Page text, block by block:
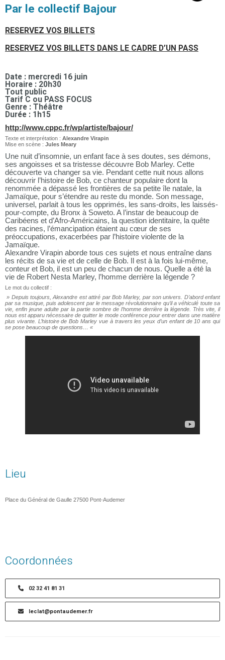
Par le collectif Bajour
RESERVEZ VOS BILLETS
RESERVEZ VOS BILLETS DANS LE CADRE D’UN PASS
Date : mercredi 16 juin
Horaire : 20h30
Tout public
Tarif C ou PASS FOCUS
Genre : Théâtre
Durée : 1h15
http://www.cppc.fr/wp/artiste/bajour/
Texte et interprétation : Alexandre Virapin
Mise en scène : Jules Meary
Une nuit d’insomnie, un enfant face à ses doutes, ses démons,
ses angoisses et sa tristesse découvre Bob Marley. Cette
découverte va changer sa vie. Pendant cette nuit nous allons
découvrir l’histoire de Bob, ce chanteur populaire dont la
renommée a dépassé les frontières de sa petite île natale, la
Jamaïque, pour s’étendre au reste du monde. Son message,
universel, parlait à tous les opprimés, les sans-droits, les laissés-
pour-compte, du Bronx à Soweto. A l’instar de beaucoup de
Caribéens et d’Afro-Américains, la question identitaire, la quête
des racines, l’émancipation étaient au cœur de ses
préoccupations, exacerbées par l’histoire violente de la
Jamaïque.
Alexandre Virapin aborde tous ces sujets et nous entraîne dans
les récits de sa vie et de celle de Bob. Il est à la fois lui-même,
conteur et Bob, il est un peu de chacun de nous. Quelle a été la
vie de Robert Nesta Marley, l’homme derrière la légende ?
Le mot du collectif :
» Depuis toujours, Alexandre est attiré par Bob Marley, par son univers. D’abord enfant
par sa musique, puis adolescent par le message révolutionnaire qu’il a véhiculé toute sa
vie, enfin jeune adulte par la partie sombre de l’homme derrière la légende. Très vite, il
nous est apparu nécessaire de quitter le mode conférence pour entrer dans une matière
plus vivante. L’histoire de Bob Marley vue à travers les yeux d’un enfant de 10 ans qui
se pose beaucoup de questions… «
Lieu
Place du Général de Gaulle 27500 Pont-Audemer
Coordonnées
02 32 41 81 31
leclat@pontaudemer.fr